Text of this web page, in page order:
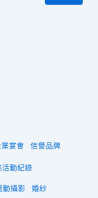
業宴會 信譽品牌
活動紀錄
動攝影 婚紗